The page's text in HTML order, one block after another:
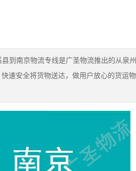
到南京物流专线是广圣物流推出的从泉州
速安全将货物送达，做用户放心的货运物